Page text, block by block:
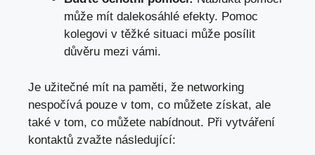
může mít⁢ dalekosáhlé efekty. Pomoc
kolegovi v těžké situaci může ⁢posílit
⁢důvěru mezi vámi.
Je užitečné mít na ⁢paměti, že networking
nespočívá pouze v tom, ‌co můžete ⁤získat, ale
také v tom, co můžete nabídnout. Při vytváření
kontaktů zvažte ⁣následující: